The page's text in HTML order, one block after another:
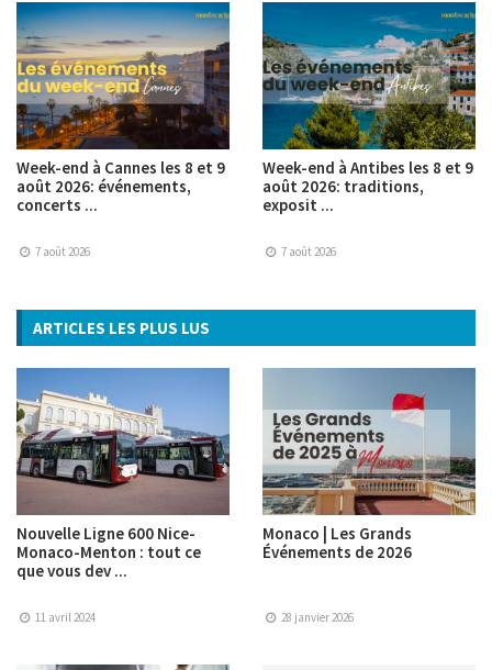
Week-end à Cannes les 8 et 9
août 2026: événements,
concerts ...
7 août 2026
Week-end à Antibes les 8 et 9
août 2026: traditions,
exposit ...
7 août 2026
ARTICLES LES PLUS LUS
Nouvelle Ligne 600 Nice-
Monaco-Menton : tout ce
que vous dev ...
11 avril 2024
Monaco | Les Grands
Événements de 2026
28 janvier 2026